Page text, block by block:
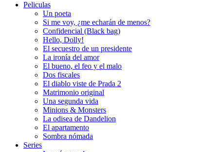
Peliculas
Un poeta
Si me voy, ¿me echarán de menos?
Confidencial (Black bag)
Hello, Dolly!
El secuestro de un presidente
La ironía del amor
El bueno, el feo y el malo
Dos fiscales
El diablo viste de Prada 2
Matrimonio original
Una segunda vida
Minions & Monsters
La odisea de Dandelion
El apartamento
Sombra nómada
Series